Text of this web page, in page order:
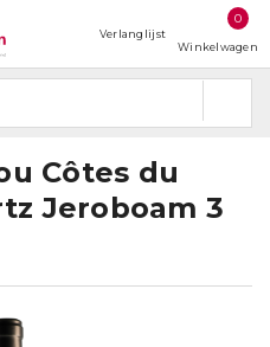
Verlanglijst
0
Winkelwagen
Côtes du
Jeroboam 3